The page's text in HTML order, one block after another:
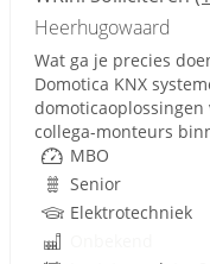
Heerhugowaard
Wat ga je precies
Domotica KNX
collega-monteurs
MBO
Senior
Elektrotechniek